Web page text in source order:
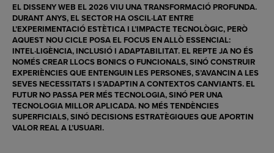
EL DISSENY WEB EL 2026 VIU UNA TRANSFORMACIÓ PROFUNDA.
DURANT ANYS, EL SECTOR HA OSCIL·LAT ENTRE
L’EXPERIMENTACIÓ ESTÈTICA I L’IMPACTE TECNOLÒGIC, PERÒ
AQUEST NOU CICLE POSA EL FOCUS EN ALLÒ ESSENCIAL:
INTEL·LIGÈNCIA, INCLUSIÓ I ADAPTABILITAT. EL REPTE JA NO ÉS
NOMÉS CREAR LLOCS BONICS O FUNCIONALS, SINÓ CONSTRUIR
EXPERIÈNCIES QUE ENTENGUIN LES PERSONES, S’AVANCIN A LES
SEVES NECESSITATS I S’ADAPTIN A CONTEXTOS CANVIANTS. EL
FUTUR NO PASSA PER MÉS TECNOLOGIA, SINÓ PER UNA
TECNOLOGIA MILLOR APLICADA. NO MÉS TENDÈNCIES
SUPERFICIALS, SINÓ DECISIONS ESTRATÈGIQUES QUE APORTIN
VALOR REAL A L’USUARI.